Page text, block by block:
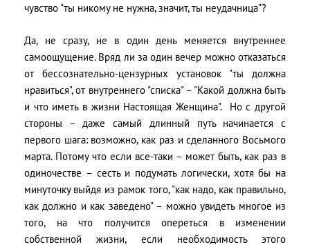
чувство "ты никому не нужна, значит, ты неудачница"?
Да, не сразу, не в один день меняется внутреннее
самоощущение. Вряд ли за один вечер можно отказаться
от бессознательно-цензурных установок "ты должна
нравиться", от внутреннего "списка" – "Какой должна быть
и что иметь в жизни Настоящая Женщина". Но с другой
стороны – даже самый длинный путь начинается с
первого шага: возможно, как раз и сделанного Восьмого
марта. Потому что если все-таки – может быть, как раз в
одиночестве – сесть и подумать логически, хотя бы на
минуточку выйдя из рамок того, "как надо, как правильно,
как должно и как заведено" – можно увидеть многое из
того, на что получится опереться в изменении
собственной жизни, если необходимость этого